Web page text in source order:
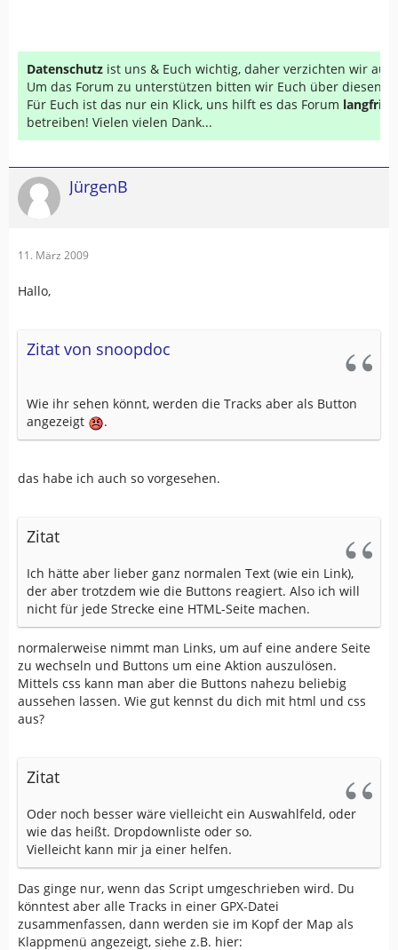
Datenschutz ist uns & Euch wichtig, daher verzichten wir auf
Um das Forum zu unterstützen bitten wir Euch über diesen
Für Euch ist das nur ein Klick, uns hilft es das Forum
betreiben! Vielen vielen Dank...
JürgenB
11. März 2009
Hallo,
Zitat von snoopdoc
Wie ihr sehen könnt, werden die Tracks aber als Button
angezeigt
.
das habe ich auch so vorgesehen.
Zitat
Ich hätte aber lieber ganz normalen Text (wie ein Link),
der aber trotzdem wie die Buttons reagiert. Also ich will
nicht für jede Strecke eine HTML-Seite machen.
normalerweise nimmt man Links, um auf eine andere Seite
zu wechseln und Buttons um eine Aktion auszulösen.
Mittels css kann man aber die Buttons nahezu beliebig
aussehen lassen. Wie gut kennst du dich mit html und css
aus?
Zitat
Oder noch besser wäre vielleicht ein Auswahlfeld, oder
wie das heißt. Dropdownliste oder so.
Vielleicht kann mir ja einer helfen.
Das ginge nur, wenn das Script umgeschrieben wird. Du
könntest aber alle Tracks in einer GPX-Datei
zusammenfassen, dann werden sie im Kopf der Map als
Klappmenü angezeigt, siehe z.B. hier: